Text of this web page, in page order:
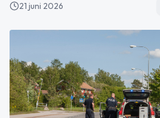
21 juni 2026